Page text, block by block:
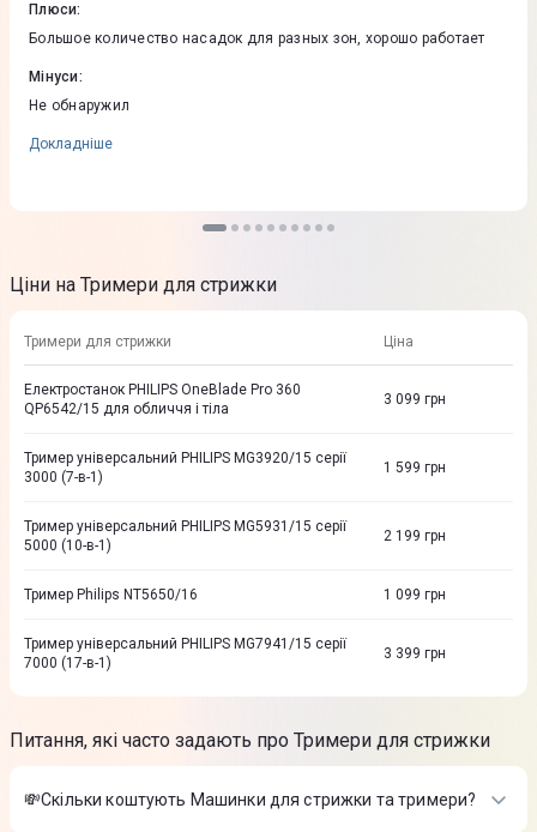
Плюси:
Большое количество насадок для разных зон, хорошо работает
Мінуси:
Не обнаружил
Докладніше
Ціни на Тримери для стрижки
Тримери для стрижки Ціна
Електростанок PHILIPS OneBlade Pro 360
QP6542/15 для обличчя і тіла
3 099 грн
Тример універсальний PHILIPS MG3920/15 серії
3000 (7-в-1)
1 599 грн
Тример універсальний PHILIPS MG5931/15 серії
5000 (10-в-1)
2 199 грн
Тример Philips NT5650/16 1 099 грн
Тример універсальний PHILIPS MG7941/15 серії
7000 (17-в-1)
3 399 грн
Питання, які часто задають про Тримери для стрижки
💸Скільки коштують Машинки для стрижки та тримери?